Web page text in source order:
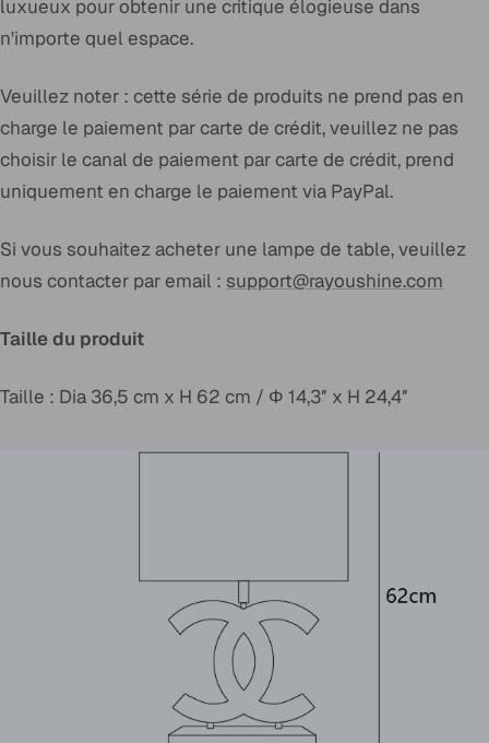
luxueux pour obtenir une critique élogieuse dans
n'importe quel espace.
Veuillez noter : cette série de produits ne prend pas en
charge le paiement par carte de crédit, veuillez ne pas
choisir le canal de paiement par carte de crédit, prend
uniquement en charge le paiement via PayPal.
Si vous souhaitez acheter une lampe de table, veuillez
nous contacter par email : support@rayoushine.com
Taille du produit
Taille : Dia 36,5 cm x H 62 cm / Φ 14,3″ x H 24,4″